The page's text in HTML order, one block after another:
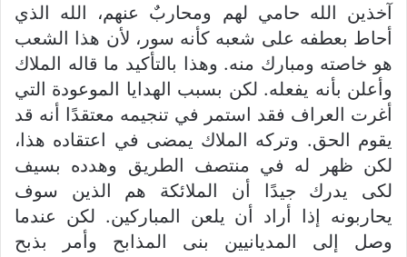
آخذين الله حامي لهم ومحاربٌ عنهم، الله الذي
أحاط بعطفه على شعبه كأنه سور، لأن هذا الشعب
هو خاصته ومبارك منه. وهذا بالتأكيد ما قاله الملاك
وأعلن بأنه يفعله. لكن بسبب الهدايا الموعودة التي
أغرت العراف فقد استمر في تنجيمه معتقدًا أنه قد
يقوم الحق. وتركه الملاك يمضى في اعتقاده هذا،
لكن ظهر له في منتصف الطريق وهدده بسيف
لكى يدرك جيدًا أن الملائكة هم الذين سوف
يحاربونه إذا أراد أن يلعن المباركين. لكن عندما
وصل إلى المديانيين بنى المذابح وأمر بذبح